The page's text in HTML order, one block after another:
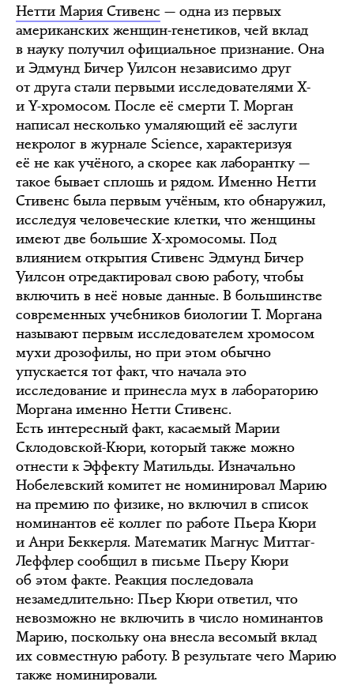
Нетти Мария Стивенс — одна из первых
американских женщин-генетиков, чей вклад
в науку получил официальное признание. Она
и Эдмунд Бичер Уилсон независимо друг
от друга стали первыми исследователями X-
и Y-хромосом. После её смерти Т. Морган
написал несколько умаляющий её заслуги
некролог в журнале Science, характеризуя
её не как учёного, а скорее как лаборантку —
такое бывает сплошь и рядом. Именно Нетти
Стивенс была первым учёным, кто обнаружил,
исследуя человеческие клетки, что женщины
имеют две большие Х-хромосомы. Под
влиянием открытия Стивенс Эдмунд Бичер
Уилсон отредактировал свою работу, чтобы
включить в неё новые данные. В большинстве
современных учебников биологии Т. Моргана
называют первым исследователем хромосом
мухи дрозофилы, но при этом обычно
упускается тот факт, что начала это
исследование и принесла мух в лабораторию
Моргана именно Нетти Стивенс.
Есть интересный факт, касаемый Марии
Склодовской-Кюри, который также можно
отнести к Эффекту Матильды. Изначально
Нобелевский комитет не номинировал Марию
на премию по физике, но включил в список
номинантов её коллег по работе Пьера Кюри
и Анри Беккерля. Математик Магнус Миттаг-
Леффлер сообщил в письме Пьеру Кюри
об этом факте. Реакция последовала
незамедлительно: Пьер Кюри ответил, что
невозможно не включить в число номинантов
Марию, поскольку она внесла весомый вклад
их совместную работу. В результате чего Марию
также номинировали.